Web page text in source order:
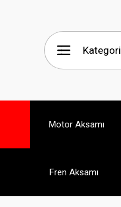
Motor Aksamı
Fren Aksamı